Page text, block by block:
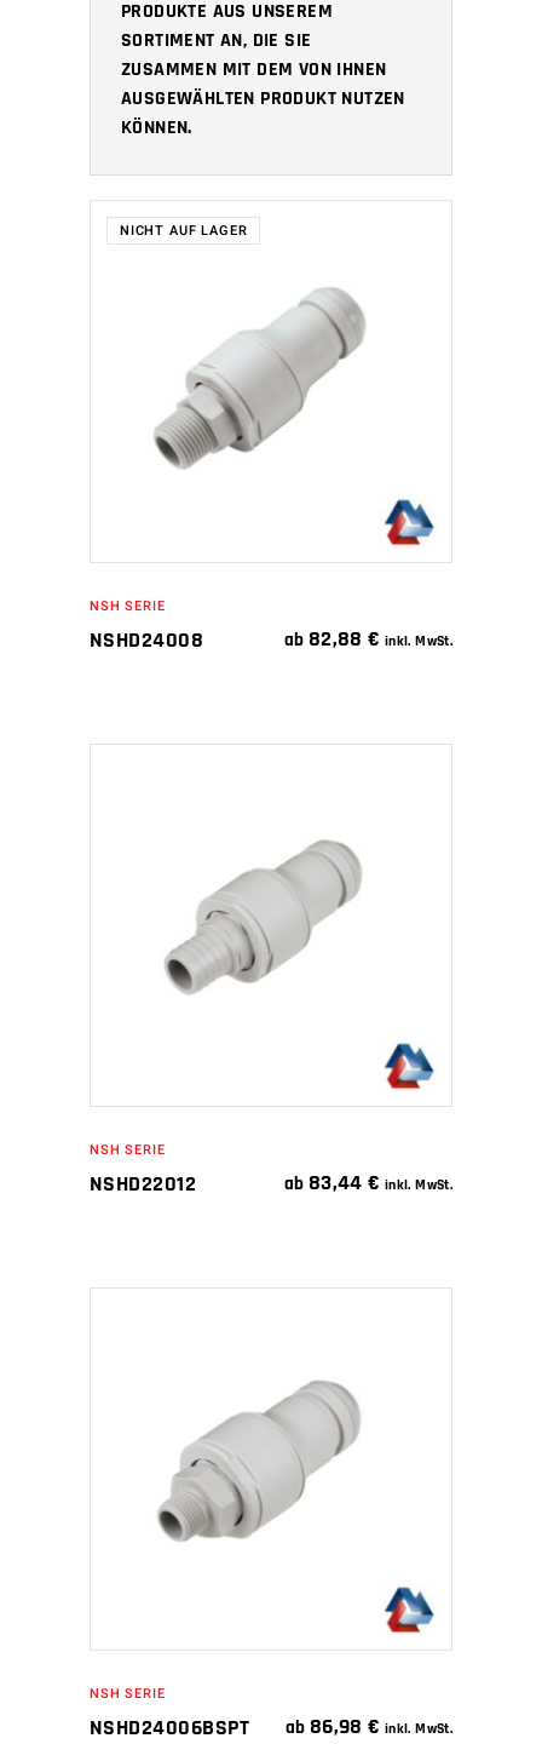
PRODUKTE AUS UNSEREM
SORTIMENT AN, DIE SIE
ZUSAMMEN MIT DEM VON IHNEN
AUSGEWÄHLTEN PRODUKT NUTZEN
KÖNNEN.
NICHT AUF LAGER
WEITERLESEN
NSH SERIE
NSHD24008 ab 82,88€ inkl. MwSt.
IN DEN WARENKORB
NSH SERIE
NSHD22012 ab 83,44€ inkl. MwSt.
IN DEN WARENKORB
NSH SERIE
NSHD24006BSPT ab 86,98€ inkl. MwSt.